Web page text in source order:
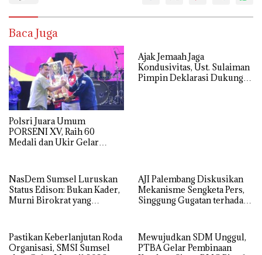
Baca Juga
Polsri Juara Umum
PORSENI XV, Raih 60
Medali dan Ukir Gelar
Ajak Jemaah Jaga
Kondusivitas, Ust. Sulaiman
Pimpin Deklarasi Dukung
NasDem Sumsel Luruskan
Status Edison: Bukan Kader,
Murni Birokrat yang
AJI Palembang Diskusikan
Mekanisme Sengketa Pers,
Singgung Gugatan terhadap
Pastikan Keberlanjutan Roda
Organisasi, SMSI Sumsel
Mewujudkan SDM Unggul,
PTBA Gelar Pembinaan